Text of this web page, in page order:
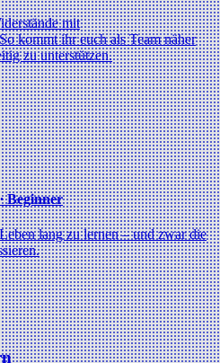
mit
kommt ihr euch als Team näher
zu unterstützen.
Beginner
lang zu lernen – und zwar die